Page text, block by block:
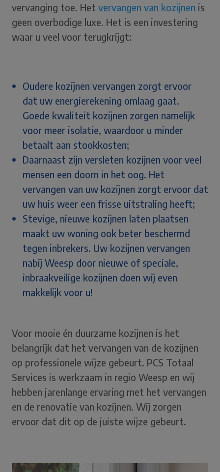
vervanging toe. Het vervangen van kozijnen is
geen overbodige luxe. Het is een investering
waar u veel voor terugkrijgt:
Oudere kozijnen vervangen zorgt ervoor
dat uw energierekening omlaag gaat.
Goede kwaliteit kozijnen zorgen namelijk
voor meer isolatie, waardoor u minder
betaalt aan stookkosten;
Daarnaast zijn versleten kozijnen voor veel
mensen een doorn in het oog. Het
vervangen van uw kozijnen zorgt ervoor dat
uw huis weer een frisse uitstraling heeft;
Stevige, nieuwe kozijnen laten plaatsen
maakt uw woning ook beter beschermd
tegen inbrekers. Uw kozijnen vervangen
nabij Weesp door nieuwe of speciale,
inbraakveilige kozijnen doen wij even
makkelijk voor u!
Voor mooie én duurzame kozijnen is het
belangrijk dat het vervangen van de kozijnen
op professionele wijze gebeurt. PCS Totaal
Services is werkzaam in regio Weesp en wij
hebben jarenlange ervaring met het vervangen
en de renovatie van kozijnen. Wij zorgen
ervoor dat dit op de juiste wijze gebeurt.